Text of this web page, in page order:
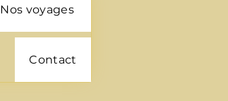
Nos voyages
Contact